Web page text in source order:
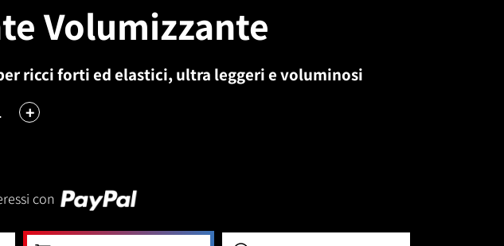
Volumizzante
ricci forti ed elastici, ultra leggeri e voluminosi
+
con